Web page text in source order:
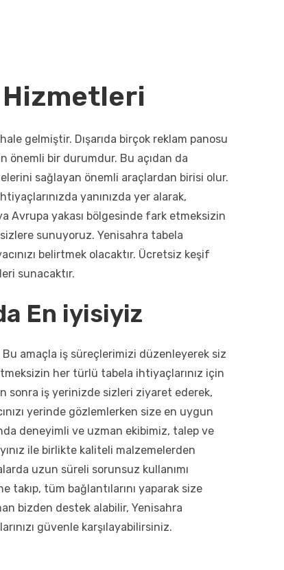
Hizmetleri
gelmiştir. Dışarıda birçok reklam panosu
önemli bir durumdur. Bu açıdan da
sağlayan önemli araçlardan birisi olur.
yanınızda yer alarak,
Avrupa yakası bölgesinde fark etmeksizin
sunuyoruz. Yenisahra tabela
belirtmek olacaktır. Ücretsiz keşif
sunacaktır.
En iyisiyiz
amaçla iş süreçlerimizi düzenleyerek siz
her türlü tabela ihtiyaçlarınız için
sonra iş yerinizde sizleri ziyaret ederek,
yerinde gözlemlerken size en uygun
deneyimli ve uzman ekibimiz, talep ve
ile birlikte kaliteli malzemelerden
uzun süreli sorunsuz kullanımı
tüm bağlantılarını yaparak size
bizden destek alabilir, Yenisahra
güvenle karşılayabilirsiniz.